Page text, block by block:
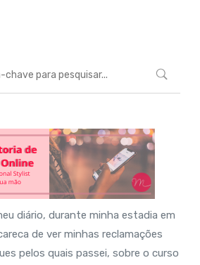
diário, durante minha estadia em
de ver minhas reclamações
pelos quais passei, sobre o curso